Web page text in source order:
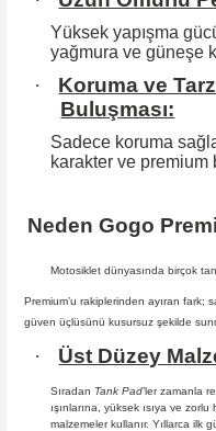
Yüksek yapışma
yağmura ve güneşe
·
Koruma ve
Buluşması:
Sadece koruma
karakter ve premium
Neden Gogo
Motosiklet dünyasında birçok
Premium’u rakiplerinden ayıran fark;
güven üçlüsünü kusursuz şekilde
· Üst Düzey
Sıradan Tank Pad’ler zamanla
ışınlarına, yüksek ısıya ve
malzemeler kullanır. Yıllarca ilk